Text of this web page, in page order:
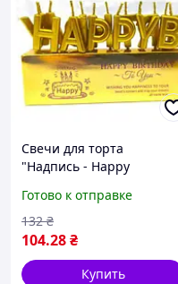
Свечи для торта
"Надпись - Happy
Комбинированный
Золотой (300881)
Готово к отправке
104.28₴
132 ₴
Купить